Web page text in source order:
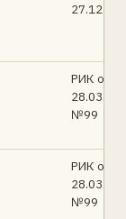
27.12.76
РИК от
28.03.94
№99
РИК от
28.03.94
№99